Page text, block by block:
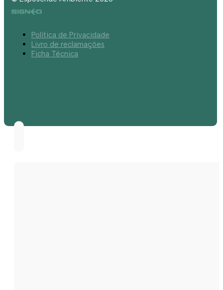
Política de Privacidade
Livro de reclamações
Ficha Técnica